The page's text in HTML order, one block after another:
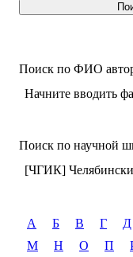
Поиск по ФИО
Начните вводить
Поиск по научной
А Б В Г Д
М
Н О П